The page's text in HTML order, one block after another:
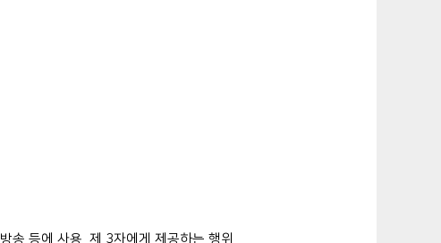
송 등에 사용, 제 3자에게 제공하는 행위